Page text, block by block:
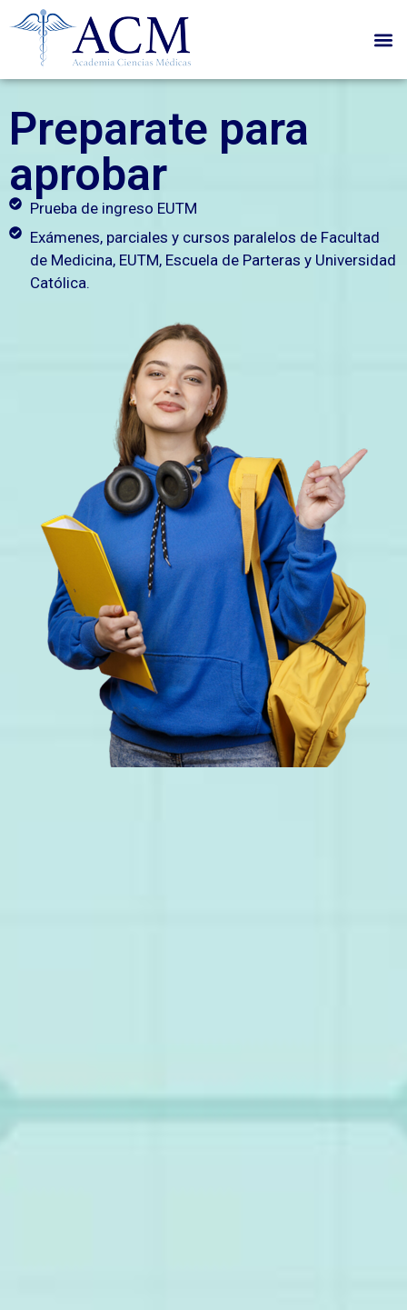
Preparate para
aprobar
Prueba de ingreso EUTM
Exámenes, parciales y cursos paralelos de Facultad
de Medicina, EUTM, Escuela de Parteras y Universidad
Católica.